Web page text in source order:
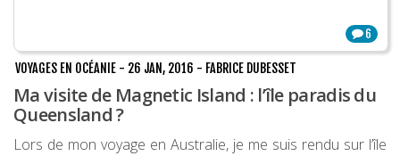
6
VOYAGES EN OCÉANIE - 26 JAN, 2016 - FABRICE DUBESSET
Ma visite de Magnetic Island : l’île paradis du
Queensland ?
Lors de mon voyage en Australie, je me suis rendu sur l’île